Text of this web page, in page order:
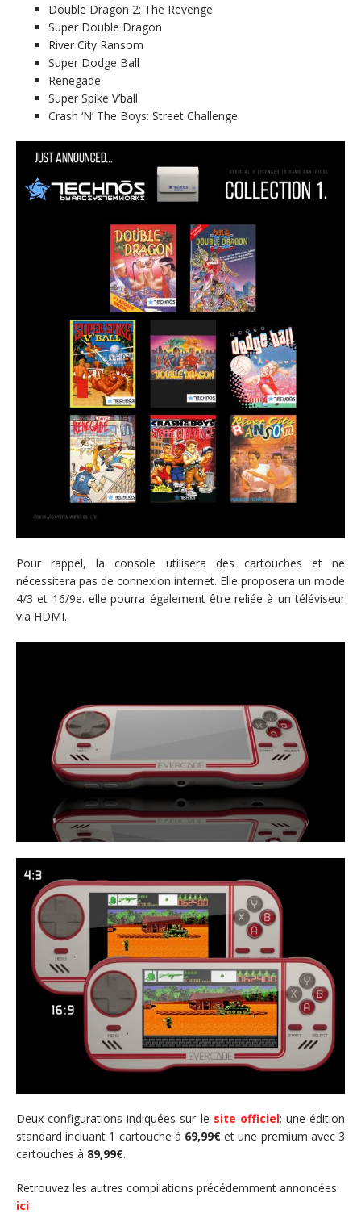
Double Dragon 2: The Revenge
Super Double Dragon
River City Ransom
Super Dodge Ball
Renegade
Super Spike V’ball
Crash ‘N’ The Boys: Street Challenge
Pour rappel, la console utilisera des cartouches et ne
nécessitera pas de connexion internet. Elle proposera un mode
4/3 et 16/9e. elle pourra également être reliée à un téléviseur
via HDMI.
Deux configurations indiquées sur le site officiel: une édition
standard incluant 1 cartouche à 69,99€ et une premium avec 3
cartouches à 89,99€.
Retrouvez les autres compilations précédemment annoncées
ici